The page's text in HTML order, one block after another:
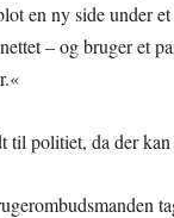
en ny side under
– og bruger et
til politiet, da der